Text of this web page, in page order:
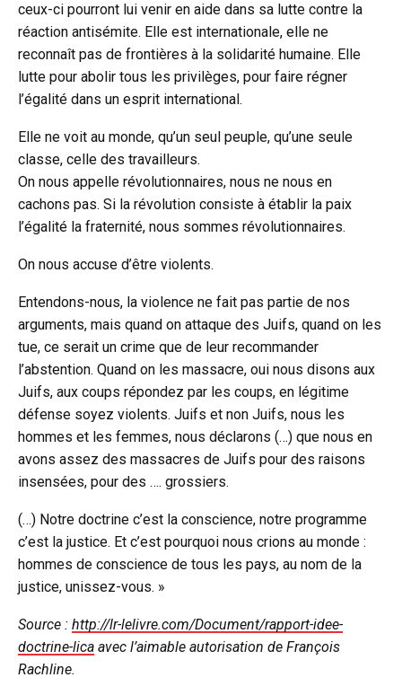
ceux-ci pourront lui venir en aide dans sa lutte contre la
réaction antisémite. Elle est internationale, elle ne
reconnaît pas de frontières à la solidarité humaine. Elle
lutte pour abolir tous les privilèges, pour faire régner
l’égalité dans un esprit international.
Elle ne voit au monde, qu’un seul peuple, qu’une seule
classe, celle des travailleurs.
On nous appelle révolutionnaires, nous ne nous en
cachons pas. Si la révolution consiste à établir la paix
l’égalité la fraternité, nous sommes révolutionnaires.
On nous accuse d’être violents.
Entendons-nous, la violence ne fait pas partie de nos
arguments, mais quand on attaque des Juifs, quand on les
tue, ce serait un crime que de leur recommander
l’abstention. Quand on les massacre, oui nous disons aux
Juifs, aux coups répondez par les coups, en légitime
défense soyez violents. Juifs et non Juifs, nous les
hommes et les femmes, nous déclarons (…) que nous en
avons assez des massacres de Juifs pour des raisons
insensées, pour des …. grossiers.
(…) Notre doctrine c’est la conscience, notre programme
c’est la justice. Et c’est pourquoi nous crions au monde :
hommes de conscience de tous les pays, au nom de la
justice, unissez-vous. »
Source : http://lr-lelivre.com/Document/rapport-idee-
doctrine-lica avec l’aimable autorisation de François
Rachline.